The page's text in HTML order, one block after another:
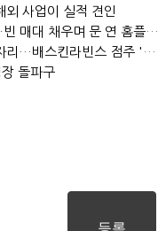
사업이 실적 견인
(현장+)"12일엔 물건 다 들어와요"…빈 매대 채우며 문 연 홈플러스
(SPC 민낯)②매출 늘어도 수익은 제자리…배스킨라빈스 점주 '속앓이'
돌파구